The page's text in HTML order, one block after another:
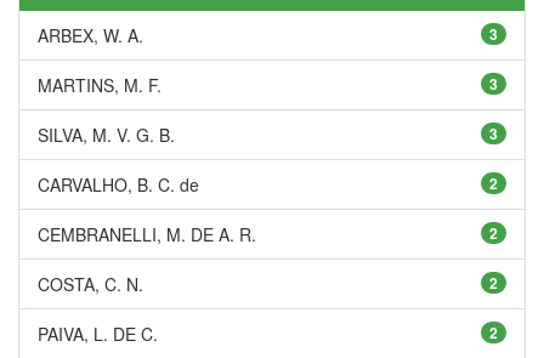
3
ARBEX, W. A.
3
MARTINS, M. F.
3
SILVA, M. V. G. B.
2
CARVALHO, B. C. de
2
CEMBRANELLI, M. DE A. R.
2
COSTA, C. N.
2
PAIVA, L. DE C.